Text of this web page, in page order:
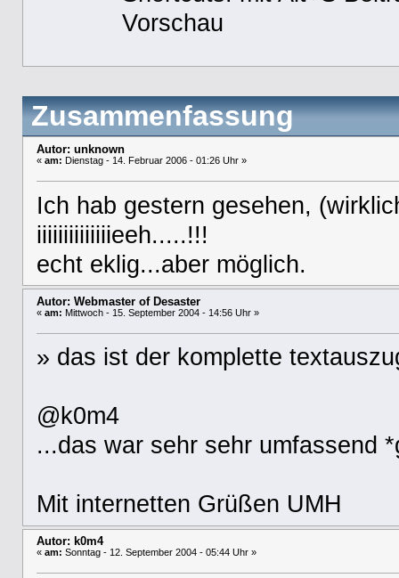
Vorschau
Zusammenfassung
Autor: unknown
« am: Dienstag - 14. Februar 2006 - 01:26 Uhr »
Ich hab gestern gesehen,
iiiiiiiiiiiiiieeh.....!!!
echt eklig...aber möglich.
Autor: Webmaster of Desaster
« am: Mittwoch - 15. September 2004 - 14:56 Uhr »
» das ist der komplette
@k0m4
...das war sehr sehr umfassend
Mit internetten Grüßen UMH
Autor: k0m4
« am: Sonntag - 12. September 2004 - 05:44 Uhr »